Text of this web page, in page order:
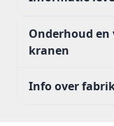
Onderhoud en
kranen
Info over